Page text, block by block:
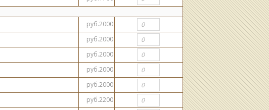
руб.2000
руб.2000
руб.2000
руб.2000
руб.2000
руб.2200